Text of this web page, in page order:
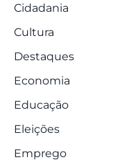
Cidadania
Cultura
Destaques
Economia
Educação
Eleições
Emprego